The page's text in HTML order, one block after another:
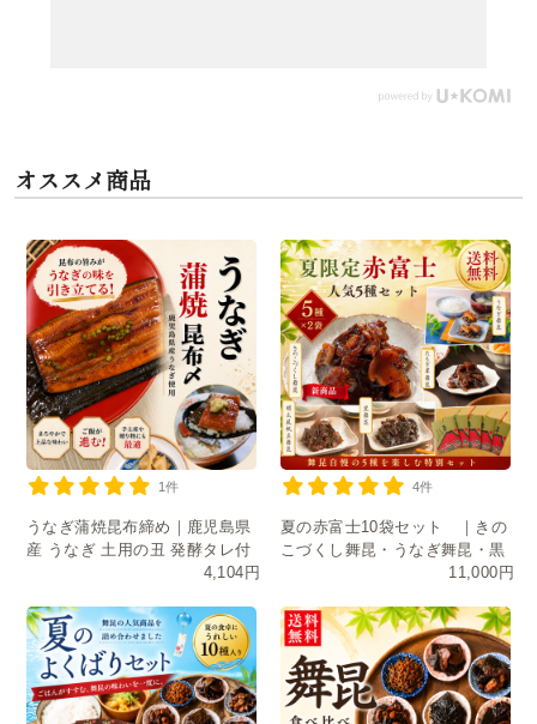
オススメ商品
うなぎ蒲焼昆布締め｜鹿児島県
産 うなぎ 土用の丑 発酵タレ付
4,104円
1件
夏の赤富士10袋セット ｜きの
こづくし舞昆・うなぎ舞昆・黒
舞昆・たもぎ茸・明太風帆立舞
11,000円
4件